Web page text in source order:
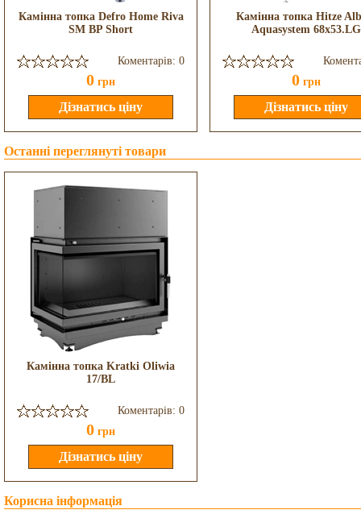
Камінна топка Defro Home Riva
SM BP Short
Коментарів: 0
0 грн
Камінна топка Hitze
Aquasystem 68x53.LG
0 грн
Останні переглянуті товари
Камінна топка Kratki Oliwia
17/BL
Коментарів: 0
0 грн
Корисна інформація